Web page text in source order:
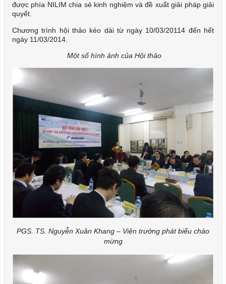
được phía NILIM chia sẻ kinh nghiệm và đề xuất giải pháp giải
quyết.
Chương trình hội thảo kéo dài từ ngày 10/03/20114 đến hết
ngày 11/03/2014.
Một số hình ảnh của Hội thảo
PGS. TS. Nguyễn Xuân Khang – Viện trưởng phát biểu chào
mừng